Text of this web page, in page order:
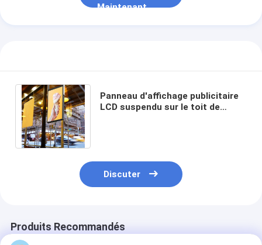
Maintenant
Panneau d'affichage publicitaire
LCD suspendu sur le toit de
Discuter
Produits Recommandés